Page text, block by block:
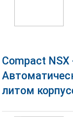
Compact NSX
литом